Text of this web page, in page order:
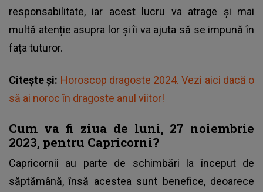
responsabilitate, iar acest lucru va atrage și mai
multă atenție asupra lor și îi va ajuta să se impună în
fața tuturor.
Citește și: Horoscop dragoste 2024. Vezi aici dacă o
să ai noroc în dragoste anul viitor!
Cum va fi ziua de luni, 27 noiembrie
2023, pentru Capricorni?
Capricornii au parte de schimbări la început de
săptămână, însă acestea sunt benefice, deoarece